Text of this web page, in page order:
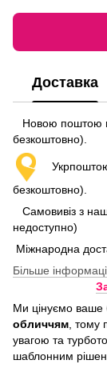
Доставка
Новою поштою
безкоштовно).
Укрпоштою
безкоштовно).
Самовивіз з
недоступно)
Міжнародна
Більше
Ми цінуємо ваше
обличчям ,
увагою та
шаблонним